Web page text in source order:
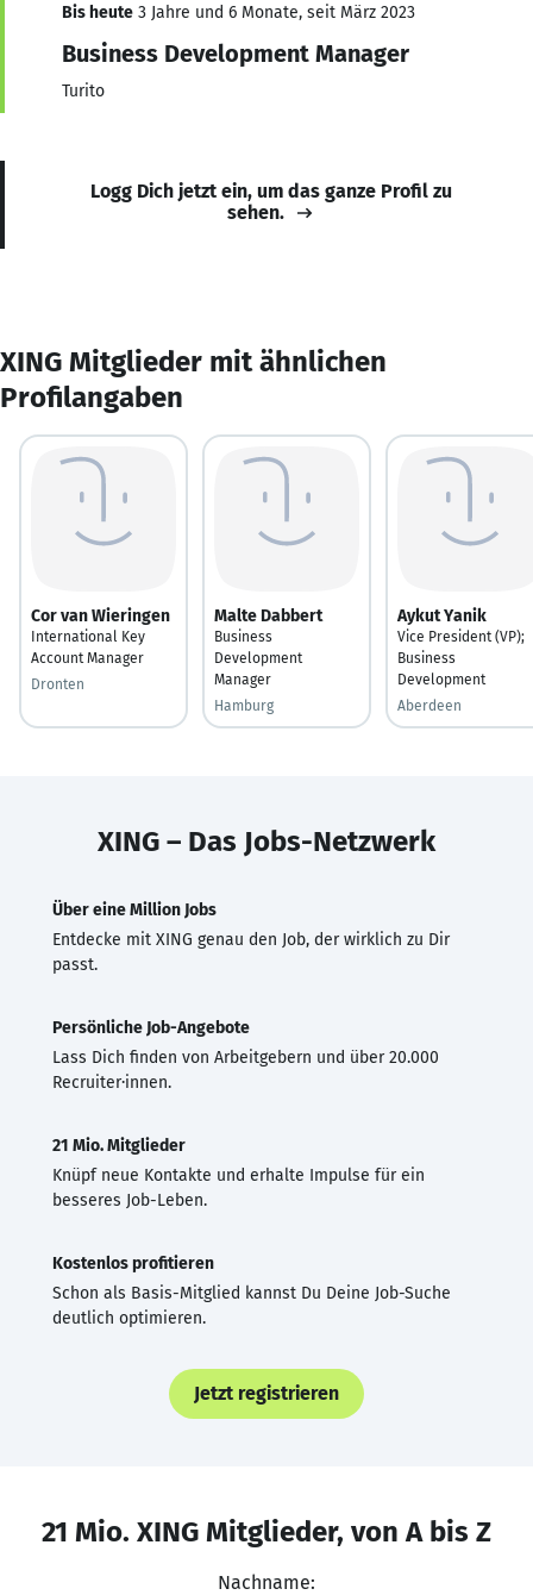
Bis heute 3 Jahre und 6 Monate, seit März 2023
Business Development Manager
Turito
Logg Dich jetzt ein, um das ganze Profil zu
sehen.
XING Mitglieder mit ähnlichen
Profilangaben
Cor van Wieringen
International Key
Account Manager
Dronten
Malte Dabbert
Business
Development
Manager
Hamburg
Aykut Yanik
Vice President (VP);
Business
Development
Aberdeen
XING – Das Jobs-Netzwerk
Über eine Million Jobs
Entdecke mit XING genau den Job, der wirklich zu Dir
passt.
Persönliche Job-Angebote
Lass Dich finden von Arbeitgebern und über 20.000
Recruiter·innen.
21 Mio. Mitglieder
Knüpf neue Kontakte und erhalte Impulse für ein
besseres Job-Leben.
Kostenlos profitieren
Schon als Basis-Mitglied kannst Du Deine Job-Suche
deutlich optimieren.
Jetzt registrieren
21 Mio. XING Mitglieder, von A bis Z
Nachname: